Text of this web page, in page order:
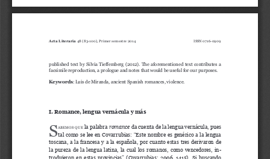
published  text  by  Silvia  Tieffemberg  (2012).  The  aforementioned  text  contributes  a
facsimile reproduction, a prologue and notes that would be useful for our purposes.
Keywords: Luis de Miranda, ancient Spanish romances, violence.
I. Romance, lengua vernácula y más
s Abemos que la palabra romance da cuenta de la lengua vernácula, pues
tal  como  se  lee  en  Covarrubias:  “Este  nombre  es  genérico  a  la  lengua
toscana,  a  la  francesa  y  a  la  española,  por  cuanto  estas  tres  derivaron  de
la  pureza  de  la  lengua  latina,  la  cual  los  romanos,  como  vencedores,  in-
trodujeron  en  estas  provincias”  (Covarrubias:  2006,  1415).  Si  buscando
Acta Literaria 48 (83-100), Primer semestre 2014 ISSN 0716-0909